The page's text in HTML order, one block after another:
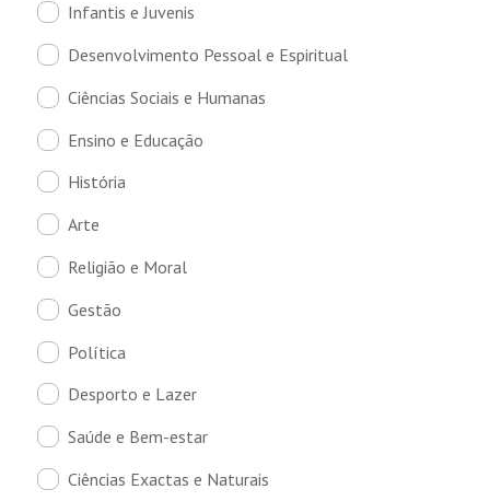
Infantis e Juvenis
Desenvolvimento Pessoal e Espiritual
Ciências Sociais e Humanas
Ensino e Educação
História
Arte
Religião e Moral
Gestão
Política
Desporto e Lazer
Saúde e Bem-estar
Ciências Exactas e Naturais